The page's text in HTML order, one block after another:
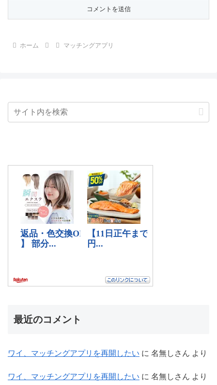
ホーム マッチングアプリ
最近のコメント
ワイ、マッチングアプリを再開したい に 名無しさん より
ワイ、マッチングアプリを再開したい に 名無しさん より